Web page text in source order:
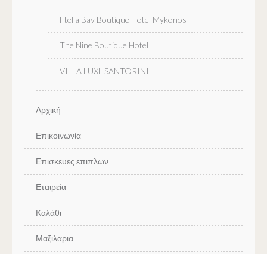
Ftelia Bay Boutique Hotel Mykonos
The Nine Boutique Hotel
VILLA LUXL SANTORINI
Αρχική
Επικοινωνία
Επισκευες επιπλων
Εταιρεία
Καλάθι
Μαξιλαρια